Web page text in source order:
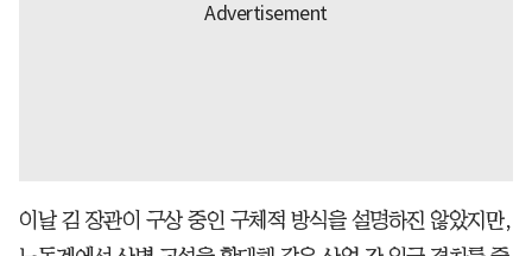
이날 김 장관이 구상 중인 구체적 방식을 설명하진 않았지만,